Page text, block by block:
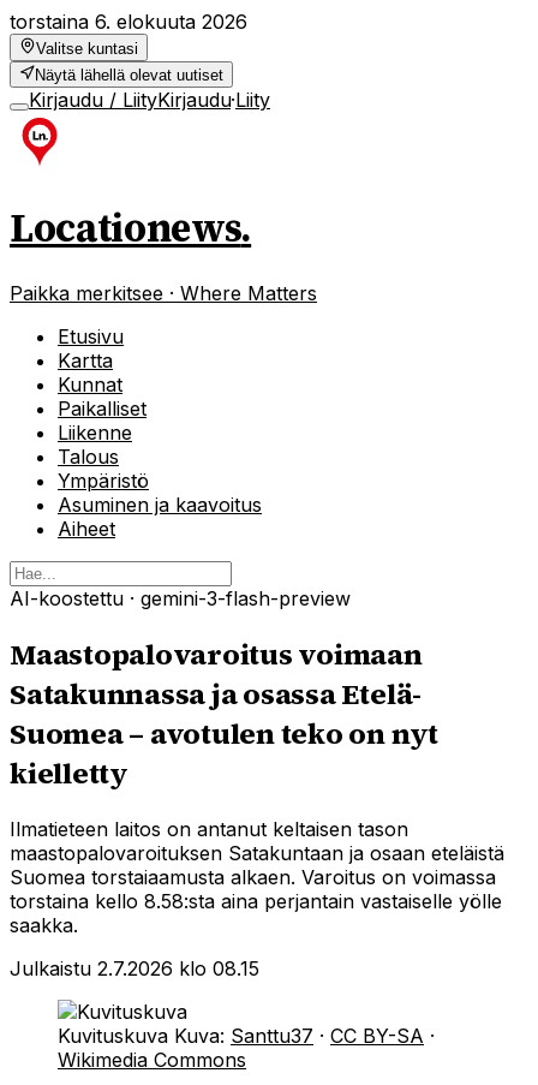
torstaina 6. elokuuta 2026
Valitse kuntasi
Näytä lähellä olevat uutiset
Kirjaudu / LiityKirjaudu·Liity
Locationews.
Paikka merkitsee · Where Matters
Etusivu
Kartta
Kunnat
Paikalliset
Liikenne
Talous
Ympäristö
Asuminen ja kaavoitus
Aiheet
AI-koostettu · gemini-3-flash-preview
Maastopalovaroitus voimaan
Satakunnassa ja osassa Etelä-
Suomea – avotulen teko on nyt
kielletty
Ilmatieteen laitos on antanut keltaisen tason
maastopalovaroituksen Satakuntaan ja osaan eteläistä
Suomea torstaiaamusta alkaen. Varoitus on voimassa
torstaina kello 8.58:sta aina perjantain vastaiselle yölle
saakka.
Julkaistu 2.7.2026 klo 08.15
Kuvituskuva Kuva: Santtu37 · CC BY-SA ·
Wikimedia Commons